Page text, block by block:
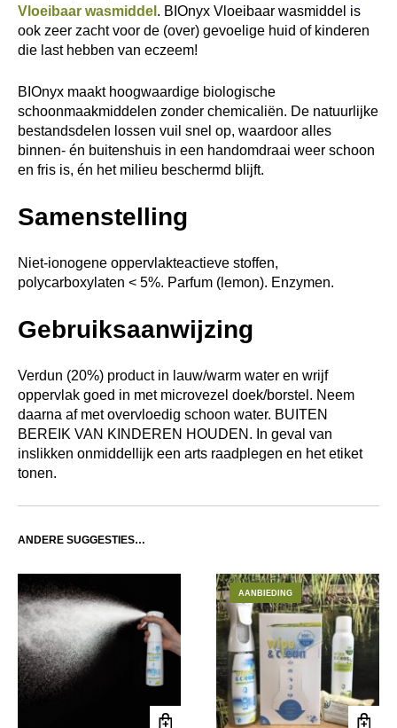
Vloeibaar wasmiddel . BIOnyx Vloeibaar wasmiddel is
ook zeer zacht voor de (over) gevoelige huid of kinderen
die last hebben van eczeem!
BIOnyx maakt hoogwaardige biologische
schoonmaakmiddelen zonder chemicaliën. De natuurlijke
bestandsdelen lossen vuil snel op, waardoor alles
binnen- én buitenshuis in een handomdraai weer schoon
en fris is, én het milieu beschermd blijft.
Samenstelling
Niet-ionogene oppervlakteactieve stoffen,
polycarboxylaten < 5%. Parfum (lemon). Enzymen.
Gebruiksaanwijzing
Verdun (20%) product in lauw/warm water en wrijf
oppervlak goed in met microvezel doek/borstel. Neem
daarna af met overvloedig schoon water. BUITEN
BEREIK VAN KINDEREN HOUDEN. In geval van
inslikken onmiddellijk een arts raadplegen en het etiket
tonen.
ANDERE SUGGESTIES…
AANBIEDING